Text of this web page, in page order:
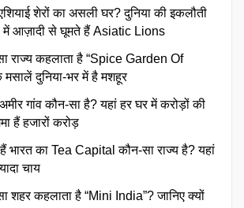
शेरों का असली घर? दुनिया की इकलौती
आज़ादी से घूमते हैं Asiatic Lions
राज्य कहलाता है “Spice Garden Of
दुनिया-भर में है मशहूर
गांव कौन-सा है? यहां हर घर में करोड़ों की
हैं हजारों करोड़
भारत का Tea Capital कौन-सा राज्य है? यहां
चाय
शहर कहलाता है “Mini India”? जानिए क्यों